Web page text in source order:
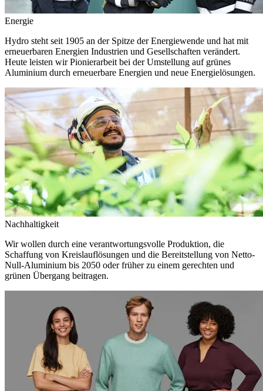
Energie
Hydro steht seit 1905 an der Spitze der Energiewende und hat mit
erneuerbaren Energien Industrien und Gesellschaften verändert.
Heute leisten wir Pionierarbeit bei der Umstellung auf grünes
Aluminium durch erneuerbare Energien und neue Energielösungen.
Nachhaltigkeit
Wir wollen durch eine verantwortungsvolle Produktion, die
Schaffung von Kreislauflösungen und die Bereitstellung von Netto-
Null-Aluminium bis 2050 oder früher zu einem gerechten und
grünen Übergang beitragen.